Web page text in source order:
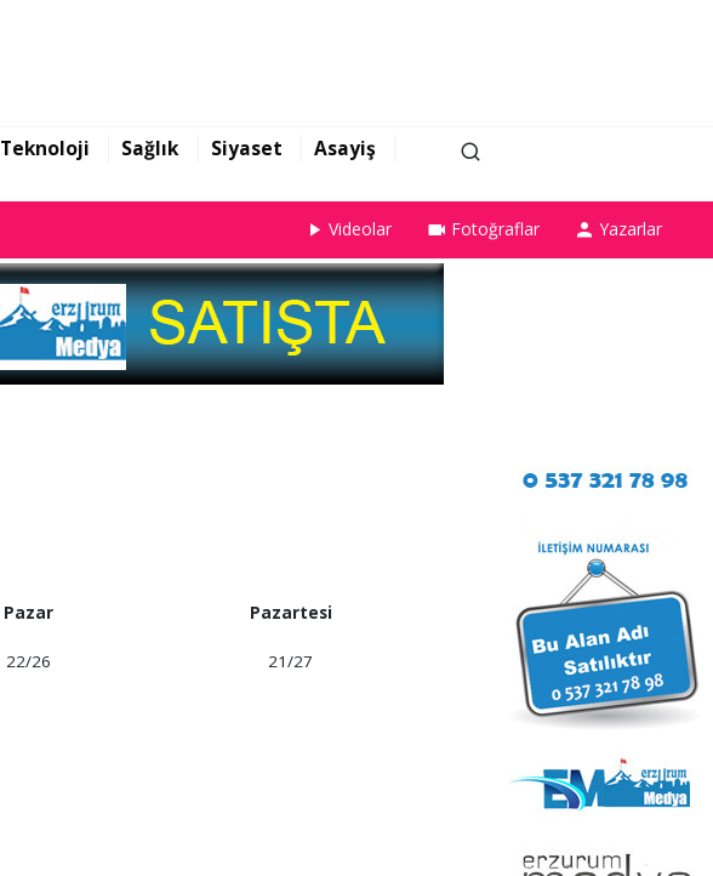
Teknoloji Sağlık Siyaset
Asayiş
Videolar Fotoğraflar Yazarlar
Pazar
22/26
Pazartesi
21/27